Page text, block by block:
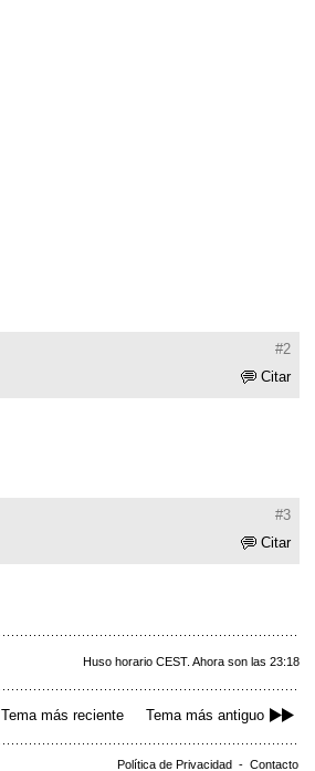
#2
Citar
#3
Citar
Huso horario CEST. Ahora son las 23:18
Tema más reciente Tema más antiguo
Política de Privacidad - Contacto